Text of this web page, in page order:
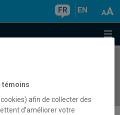
FR EN
témoins
afin de collecter des
d’améliorer votre